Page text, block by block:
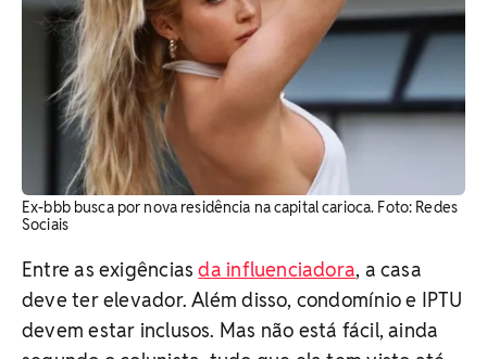
Ex-bbb busca por nova residência na capital carioca. ​Foto: Redes
Sociais
Entre as exigênciasda influenciadora, a casa
deve ter elevador. Além disso, condomínio e IPTU
devem estar inclusos. Mas não está fácil, ainda